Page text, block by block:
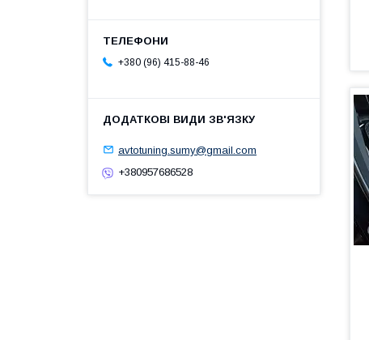
+380 (96) 415-88-46
avtotuning.sumy@gmail.com
+380957686528